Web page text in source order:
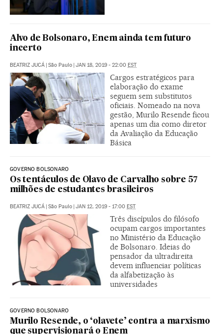
Alvo de Bolsonaro, Enem ainda tem futuro
incerto
BEATRIZ JUCÁ | São Paulo | JAN 18, 2019 - 22:00 EST
Cargos estratégicos para
elaboração do exame
seguem sem substitutos
oficiais. Nomeado na nova
gestão, Murilo Resende ficou
apenas um dia como diretor
da Avaliação da Educação
Básica
GOVERNO BOLSONARO
Os tentáculos de Olavo de Carvalho sobre 57
milhões de estudantes brasileiros
BEATRIZ JUCÁ | São Paulo | JAN 12, 2019 - 17:00 EST
Três discípulos do filósofo
ocupam cargos importantes
no Ministério da Educação
de Bolsonaro. Ideias do
pensador da ultradireita
devem influenciar políticas
da alfabetização às
universidades
GOVERNO BOLSONARO
Murilo Resende, o ‘olavete’ contra a marxismo
que supervisionará o Enem